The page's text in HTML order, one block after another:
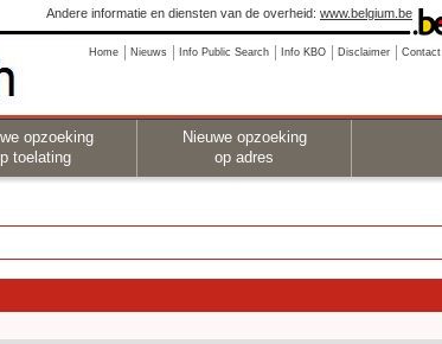
Andere informatie en diensten van de overheid: www.belgium.be
Home Nieuws Info Public Search Info KBO Disclaimer Contact
opzoeking
toelating
Nieuwe opzoeking
op adres